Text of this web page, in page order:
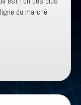
est l’un des plus
du marché.